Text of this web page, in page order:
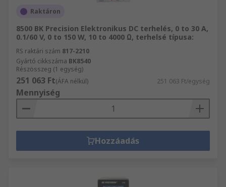
Raktáron
8500 BK Precision Elektronikus DC terhelés, 0 to 30 A,
0.1/60 V, 0 to 150 W, 10 to 4000 Ω, terhelsé típusa:
RS raktári szám 817-2210
Gyártó cikkszáma BK8540
Részösszeg (1 egység)
251 063 Ft(ÁFA nélkül) 251 063 Ft/egység
Mennyiség
Hozzáadás